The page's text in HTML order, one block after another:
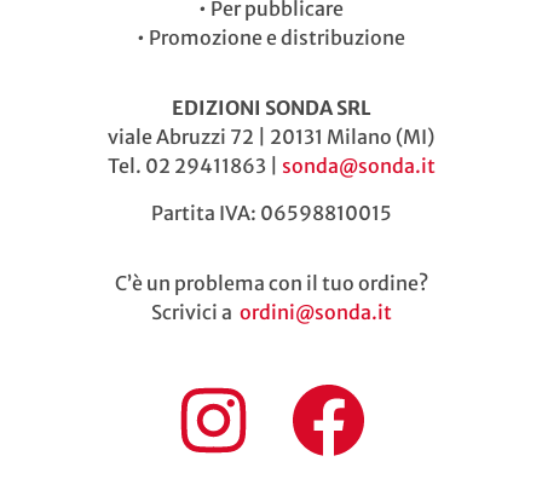
• Per pubblicare
• Promozione e distribuzione
EDIZIONI SONDA SRL
viale Abruzzi 72 | 20131 Milano (MI)
Tel. 02 29411863 | sonda@sonda.it
Partita IVA: 06598810015
C’è un problema con il tuo ordine?
Scrivici a ordini@sonda.it